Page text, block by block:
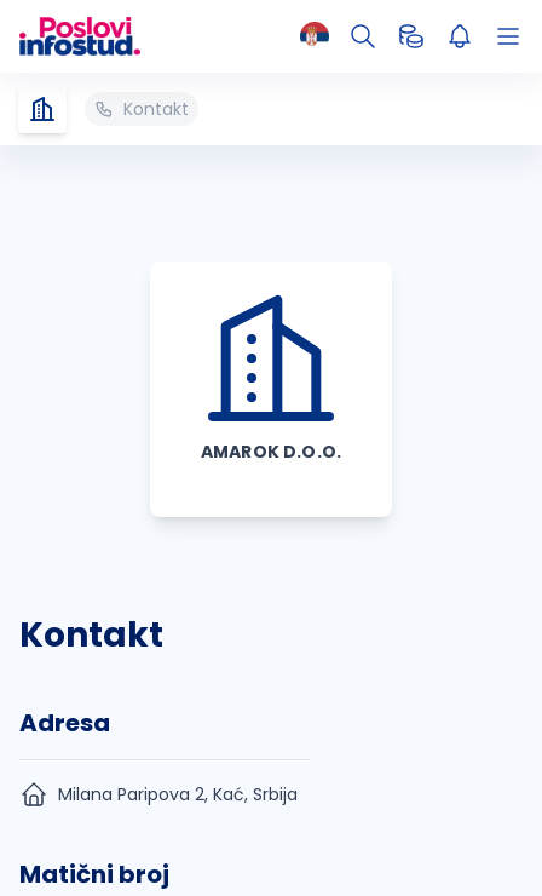
Kontakt
AMAROK D.O.O.
Kontakt
Adresa
Milana Paripova 2, Kać, Srbija
Matični broj